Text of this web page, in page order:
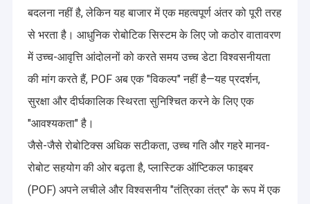
बदलना नहीं है, लेकिन यह बाजार में एक महत्वपूर्ण अंतर को पूरी तरह
से भरता है। आधुनिक रोबोटिक सिस्टम के लिए जो कठोर वातावरण
में उच्च-आवृत्ति आंदोलनों को करते समय उच्च डेटा विश्वसनीयता
की मांग करते हैं, POF अब एक "विकल्प" नहीं है—यह प्रदर्शन,
सुरक्षा और दीर्घकालिक स्थिरता सुनिश्चित करने के लिए एक
"आवश्यकता" है।
जैसे-जैसे रोबोटिक्स अधिक सटीकता, उच्च गति और गहरे मानव-
रोबोट सहयोग की ओर बढ़ता है, प्लास्टिक ऑप्टिकल फाइबर
(POF) अपने लचीले और विश्वसनीय "तंत्रिका तंत्र" के रूप में एक